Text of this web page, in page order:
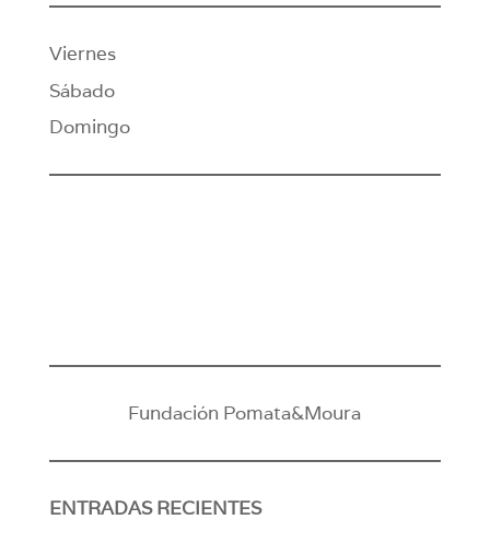
Viernes
Sábado
Domingo
Fundación Pomata&Moura
ENTRADAS RECIENTES